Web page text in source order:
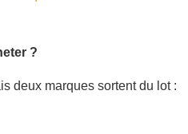
?
deux marques sortent du lot :